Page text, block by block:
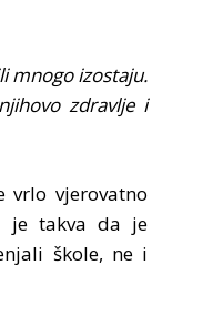
mnogo izostaju.
zdravlje i
vrlo vjerovatno
je takva da je
škole, ne i